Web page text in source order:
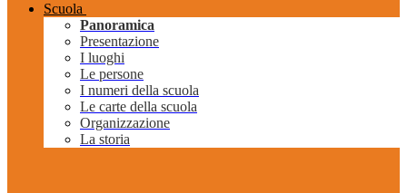
Scuola
Panoramica
Presentazione
I luoghi
Le persone
I numeri della scuola
Le carte della scuola
Organizzazione
La storia